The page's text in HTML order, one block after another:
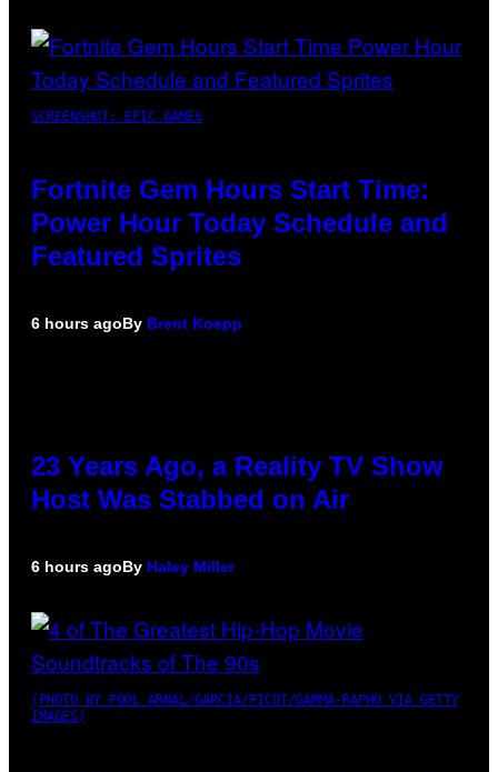
SCREENSHOT: EPIC GAMES
Fortnite Gem Hours Start Time:
Power Hour Today Schedule and
Featured Sprites
6 hours agoBy Brent Koepp
23 Years Ago, a Reality TV Show
Host Was Stabbed on Air
6 hours agoBy Haley Miller
(PHOTO BY POOL ARNAL/GARCIA/PICOT/GAMMA-RAPHO VIA GETTY
IMAGES)